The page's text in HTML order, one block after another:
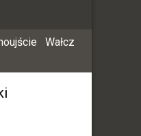
Wałcz